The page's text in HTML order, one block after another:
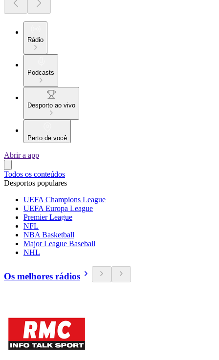
Rádio
Podcasts
Desporto ao vivo
Perto de você
Abrir a app
Todos os conteúdos
Desportos populares
UEFA Champions League
UEFA Europa League
Premier League
NFL
NBA Basketball
Major League Baseball
NHL
Os melhores rádios